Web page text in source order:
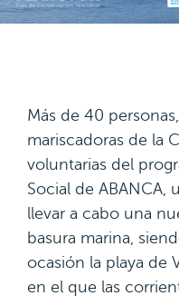
Más de 40
mariscadoras de la
voluntarias del
Social de ABANCA,
llevar a cabo una
basura marina,
ocasión la playa de
en el que las